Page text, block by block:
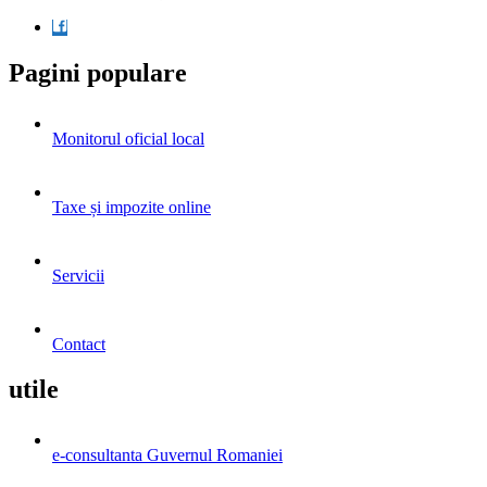
Pagini populare
Monitorul oficial local
Taxe și impozite online
Servicii
Contact
utile
e-consultanta Guvernul Romaniei